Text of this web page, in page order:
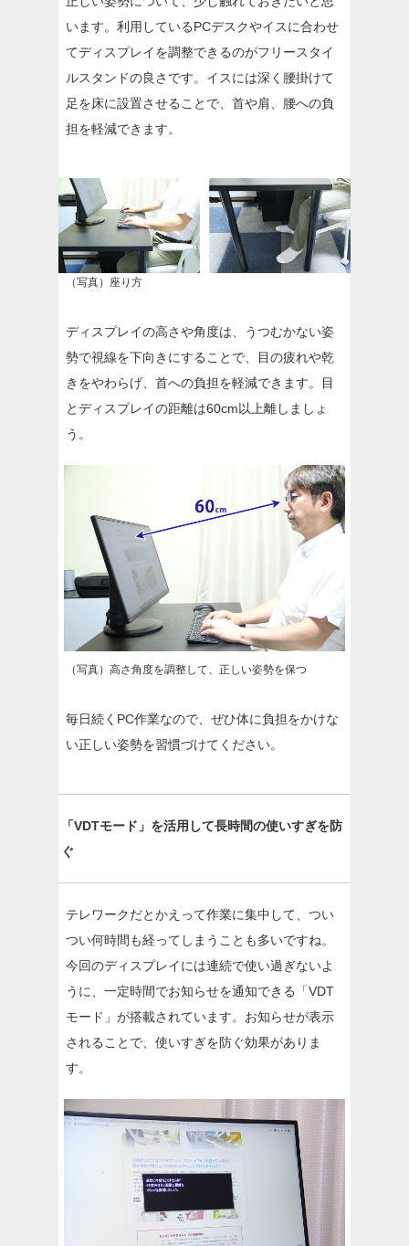
います。利用しているPCデスクやイスに合わせ
てディスプレイを調整できるのがフリースタイ
ルスタンドの良さです。イスには深く腰掛けて
足を床に設置させることで、首や肩、腰への負
担を軽減できます。
（写真）座り方
ディスプレイの高さや角度は、うつむかない姿
勢で視線を下向きにすることで、目の疲れや乾
きをやわらげ、首への負担を軽減できます。目
とディスプレイの距離は60cm以上離しましょ
う。
（写真）高さ角度を調整して、正しい姿勢を保つ
毎日続くPC作業なので、ぜひ体に負担をかけな
い正しい姿勢を習慣づけてください。
「VDTモード」を活用して長時間の使いすぎを防
ぐ
テレワークだとかえって作業に集中して、つい
つい何時間も経ってしまうことも多いですね。
今回のディスプレイには連続で使い過ぎないよ
うに、一定時間でお知らせを通知できる「VDT
モード」が搭載されています。お知らせが表示
されることで、使いすぎを防ぐ効果がありま
す。